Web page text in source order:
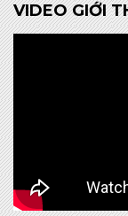
VIDEO GIỚI